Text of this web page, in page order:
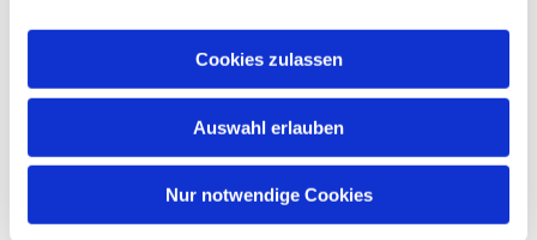
Cookies zulassen
Auswahl erlauben
Nur notwendige Cookies
Schiemann (Beratung) sind das Team der
Krebsberatungsstelle der Ev. Pflegedienste
Mark-Ruhr. Foto: DMR